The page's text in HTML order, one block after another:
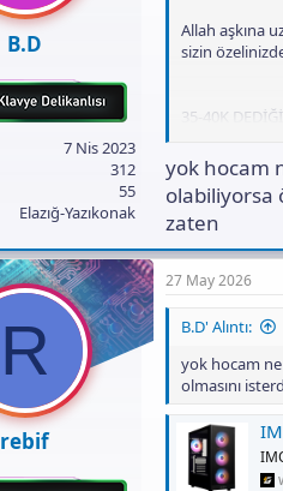
B.D
7 Nis 2023
312
55
Elazığ-Yazıkonak
Allah aşkına
sizin
35-40K
Neredeyse 2
lakin güncel
neden ben
Dediğimi
siyah alsan
beyaz alsan
çıkın artık
yok hocam
olabiliyorsa
zaten
R
rebif
27 May 2026
B.D' Alıntı:
yok hocam ne
olmasını